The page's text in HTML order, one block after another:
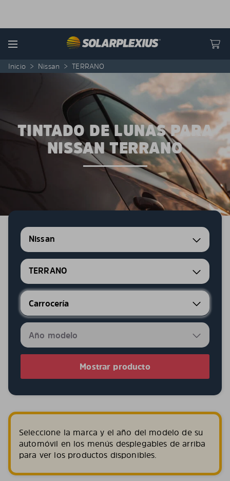
Menu
Inicio > Nissan > TERRANO
TINTADO DE LUNAS PARA
NISSAN TERRANO
Nissan
TERRANO
Mostrar producto
Seleccione la marca y el año del modelo de su
automóvil en los menús desplegables de arriba
para ver los productos disponibles.